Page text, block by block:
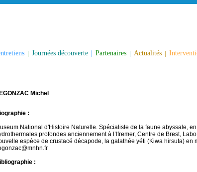
| Journées découverte Partenaires | Actualités |
Michel
:
National d'Histoire Naturelle. Spécialiste de la faune abyssale,
profondes anciennement à l’Ifremer, Centre de Brest,
espèce de crustacé décapode, la galathée yéti (Kiwa hirsuta) en
: